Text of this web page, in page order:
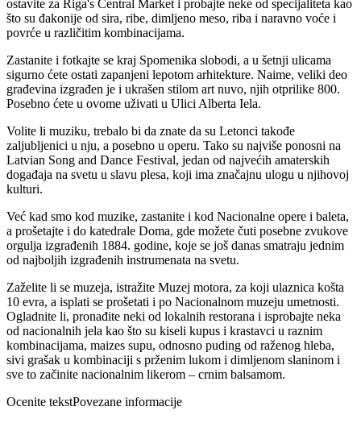
ostavite za Riga's Central Market i probajte neke od specijaliteta kao
što su đakonije od sira, ribe, dimljeno meso, riba i naravno voće i
povrće u različitim kombinacijama.
Zastanite i fotkajte se kraj Spomenika slobodi, a u šetnji ulicama
sigurno ćete ostati zapanjeni lepotom arhitekture. Naime, veliki deo
građevina izgrađen je i ukrašen stilom art nuvo, njih otprilike 800.
Posebno ćete u ovome uživati u Ulici Alberta Iela.
Volite li muziku, trebalo bi da znate da su Letonci takođe
zaljubljenici u nju, a posebno u operu. Tako su najviše ponosni na
Latvian Song and Dance Festival, jedan od najvećih amaterskih
događaja na svetu u slavu plesa, koji ima značajnu ulogu u njihovoj
kulturi.
Već kad smo kod muzike, zastanite i kod Nacionalne opere i baleta,
a prošetajte i do katedrale Doma, gde možete čuti posebne zvukove
orgulja izgrađenih 1884. godine, koje se još danas smatraju jednim
od najboljih izgrađenih instrumenata na svetu.
Zaželite li se muzeja, istražite Muzej motora, za koji ulaznica košta
10 evra, a isplati se prošetati i po Nacionalnom muzeju umetnosti.
Ogladnite li, pronađite neki od lokalnih restorana i isprobajte neka
od nacionalnih jela kao što su kiseli kupus i krastavci u raznim
kombinacijama, maizes supu, odnosno puding od raženog hleba,
sivi grašak u kombinaciji s prženim lukom i dimljenom slaninom i
sve to začinite nacionalnim likerom – crnim balsamom.
Ocenite tekstPovezane informacije